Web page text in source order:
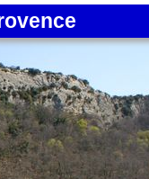
Le Briançonnais
Le Buëch
Le Dévoluy
Le Mercantour
Le Queyras